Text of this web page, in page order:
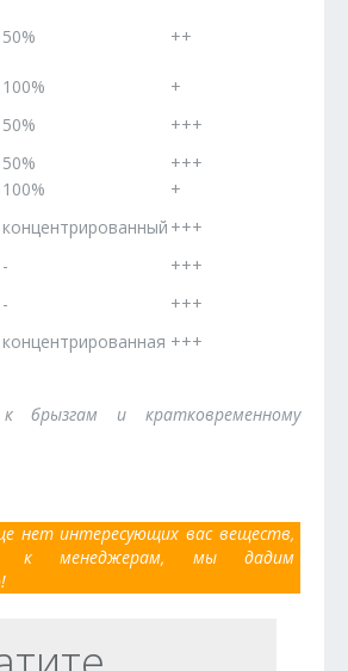
50% ++
100%
+
50%
+++
50%
+++
100%
+
концентрированный +++
-
+++
-
+++
концентрированная +++
брызгам и кратковременному
нет интересующих вас веществ,
к менеджерам, мы дадим